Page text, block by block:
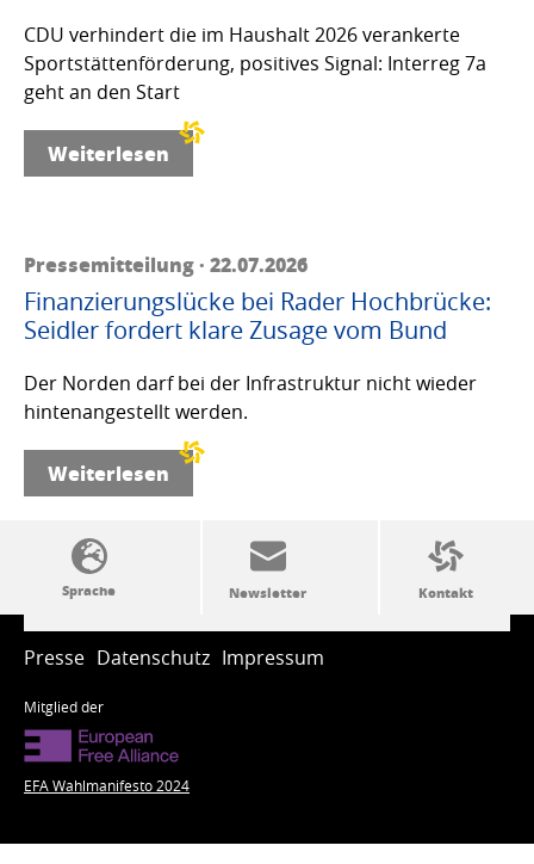
CDU verhindert die im Haushalt 2026 verankerte
Sportstättenförderung, positives Signal: Interreg 7a
geht an den Start
Weiterlesen
Pressemitteilung · 22.07.2026
Finanzierungslücke bei Rader Hochbrücke:
Seidler fordert klare Zusage vom Bund
Der Norden darf bei der Infrastruktur nicht wieder
hintenangestellt werden.
Weiterlesen
SSW-Politik von A bis Z
Presse Datenschutz Impressum
Mitglied der
EFA Wahlmanifesto 2024